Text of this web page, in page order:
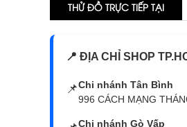
THỬ ĐỒ TRỰC TIẾP TẠI
📍 ĐỊA CHỈ SHOP
📌Chi nhánh Tân Bình
996 CÁCH MẠNG
Chi nhánh Gò Vấp